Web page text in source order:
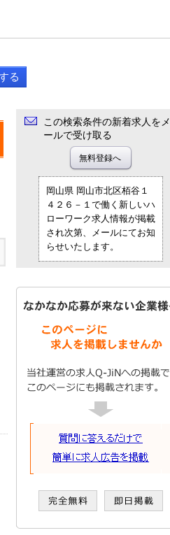
この検索条件の新着求人をメ
ールで受け取る
岡山県 岡山市北区栢谷１
４２６－１で働く新しいハ
ローワーク求人情報が掲載
され次第、メールにてお知
らせいたします。